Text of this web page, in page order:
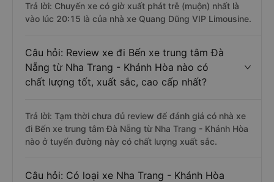
Trả lời: Chuyến xe có giờ xuất phát trễ (muộn) nhất là
vào lúc 20:15 là của nhà xe Quang Dũng VIP Limousine.
Câu hỏi: Review xe đi Bến xe trung tâm Đà
Nẵng từ Nha Trang - Khánh Hòa nào có
chất lượng tốt, xuất sắc, cao cấp nhất?
Trả lời: Tạm thời chưa đủ review để đánh giá có nhà xe
đi Bến xe trung tâm Đà Nẵng từ Nha Trang - Khánh Hòa
nào ở tuyến đường này có chất lượng xuất sắc.
Câu hỏi: Có loại xe Nha Trang - Khánh Hòa